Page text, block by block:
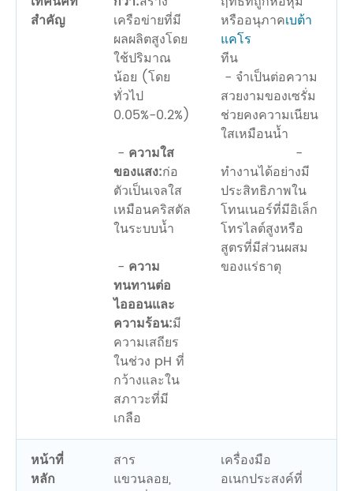
สำคัญ
เครือข่ายที่มี
ผลผลิตสูงโดย
ใช้ปริมาณ
น้อย (โดย
ทั่วไป
0.05%-0.2%)
- ความใส
ของแสง:ก่อ
ตัวเป็นเจลใส
เหมือนคริสตัล
ในระบบน้ำ
- ความ
ทนทานต่อ
ไอออนและ
ความร้อน:มี
ความเสถียร
ในช่วง pH ที่
กว้างและใน
สภาวะที่มี
เกลือ
หรืออนุภาคเบต้า
แคโร
ทีน
- จำเป็นต่อความ
สวยงามของเซรั่ม
ช่วยคงความเนียน
ใสเหมือนน้ำ
-
ทำงานได้อย่างมี
ประสิทธิภาพใน
โทนเนอร์ที่มีอิเล็ก
โทรไลต์สูงหรือ
สูตรที่มีส่วนผสม
ของแร่ธาตุ
หน้าที่
หลัก
สาร
แขวนลอย,
เครื่องมือ
อเนกประสงค์ที่